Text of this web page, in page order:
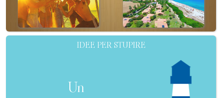
IDEE PER STUPIRE
Un